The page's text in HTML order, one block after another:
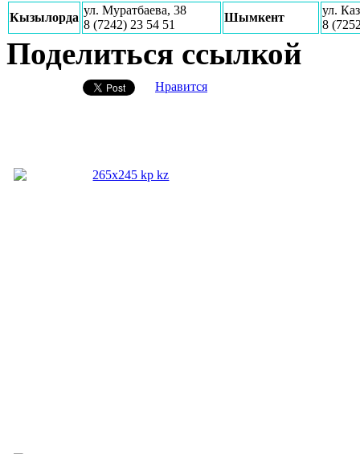
Кызылорда
ул. Муратбаева, 38
8 (7242) 23 54 51
Шымкент
ул.
8
Поделиться ссылкой
Нравится